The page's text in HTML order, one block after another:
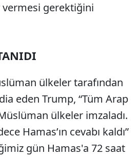
vermesi gerektiğini
ülkeler tarafından
eden Trump, “Tüm Arap
ülkeler imzaladı.
Hamas’ın cevabı kaldı”
gün Hamas'a 72 saat